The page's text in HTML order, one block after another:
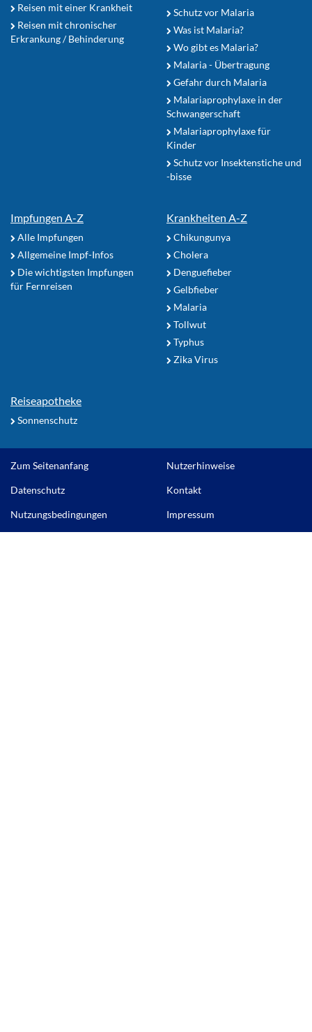
Reisen mit einer Krankheit
Reisen mit chronischer
Erkrankung / Behinderung
Schutz vor Malaria
Was ist Malaria?
Wo gibt es Malaria?
Malaria - Übertragung
Gefahr durch Malaria
Malariaprophylaxe in der
Schwangerschaft
Malariaprophylaxe für
Kinder
Schutz vor Insektenstiche und
-bisse
Impfungen A-Z
Alle Impfungen
Allgemeine Impf-Infos
Die wichtigsten Impfungen
für Fernreisen
Krankheiten A-Z
Chikungunya
Cholera
Denguefieber
Gelbfieber
Malaria
Tollwut
Typhus
Zika Virus
Reiseapotheke
Sonnenschutz
Zum Seitenanfang Nutzerhinweise
Datenschutz Kontakt
Nutzungsbedingungen Impressum